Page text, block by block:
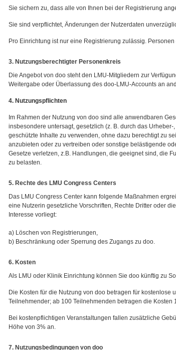
Sie sichern zu, dass alle von Ihnen bei der Registrierung
Sie sind verpflichtet, Änderungen der Nutzerdaten
Pro Einrichtung ist nur eine Registrierung zulässig.
3. Nutzungsberechtigter Personenkreis
Die Angebot von doo steht den LMU-Mitgliedern zur
Weitergabe oder Überlassung des doo-LMU-Accounts an
4. Nutzungspflichten
Im Rahmen der Nutzung von doo sind alle anwendbaren
insbesondere untersagt, gesetzlich (z. B. durch das
geschützte Inhalte zu verwenden, ohne dazu berechtigt zu
anzubieten oder zu vertreiben oder sonstige belästigende
Gesetze verletzen, z.B. Handlungen, die geeignet sind, die
zu belasten.
5. Rechte des LMU Congress Centers
Das LMU Congress Center kann folgende Maßnahmen
eine Nutzerin gesetzliche Vorschriften, Rechte Dritter oder
Interesse vorliegt:
a) Löschen von Registrierungen,
b) Beschränkung oder Sperrung des Zugangs zu doo.
6. Kosten
Als LMU oder Klinik Einrichtung können Sie doo künftig zu
Die Kosten für die Nutzung von doo betragen für kostenlose
Teilnehmender; ab 100 Teilnehmenden betragen die Kosten
Bei kostenpflichtigen Veranstaltungen fallen zusätzliche
Höhe von 3% an.
7. Nutzungsbedingungen von doo